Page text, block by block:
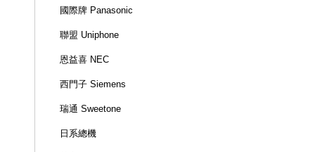
國際牌 Panasonic
聯盟 Uniphone
恩益喜 NEC
西門子 Siemens
瑞通 Sweetone
日系總機